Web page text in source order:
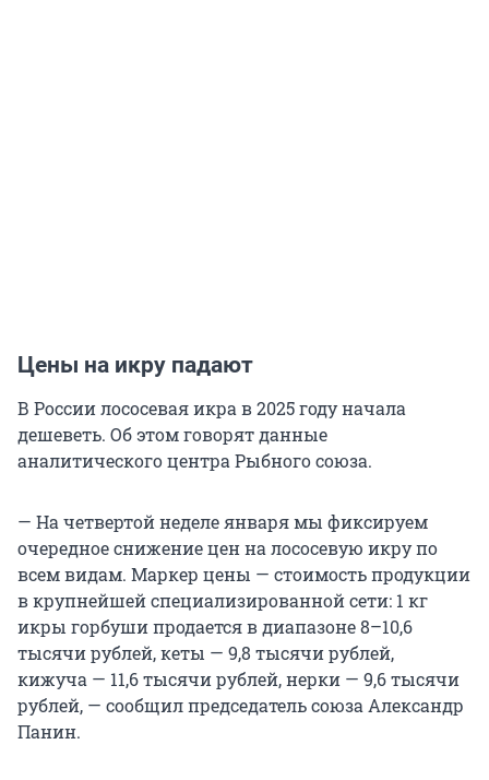
Цены на икру падают
В России лососевая икра в 2025 году начала
дешеветь. Об этом говорят данные
аналитического центра Рыбного союза.
— На четвертой неделе января мы фиксируем
очередное снижение цен на лососевую икру по
всем видам. Маркер цены — стоимость продукции
в крупнейшей специализированной сети: 1 кг
икры горбуши продается в диапазоне 8–10,6
тысячи рублей, кеты — 9,8 тысячи рублей,
кижуча — 11,6 тысячи рублей, нерки — 9,6 тысячи
рублей, — сообщил председатель союза Александр
Панин.